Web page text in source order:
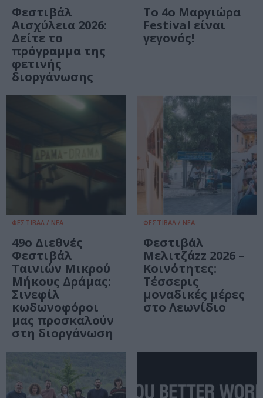
Φεστιβάλ
Αισχύλεια 2026:
Δείτε το
πρόγραμμα της
φετινής
διοργάνωσης
Το 4ο Mαργιώρα
Festival είναι
γεγονός!
ΦΕΣΤΙΒΑΛ / ΝΕΑ
49ο Διεθνές
Φεστιβάλ
Ταινιών Μικρού
Μήκους Δράμας:
Σινεφίλ
κωδωνοφόροι
μας προσκαλούν
στη διοργάνωση
ΦΕΣΤΙΒΑΛ / ΝΕΑ
Φεστιβάλ
Μελιτζάzz 2026 –
Κοινότητες:
Τέσσερις
μοναδικές μέρες
στο Λεωνίδιο